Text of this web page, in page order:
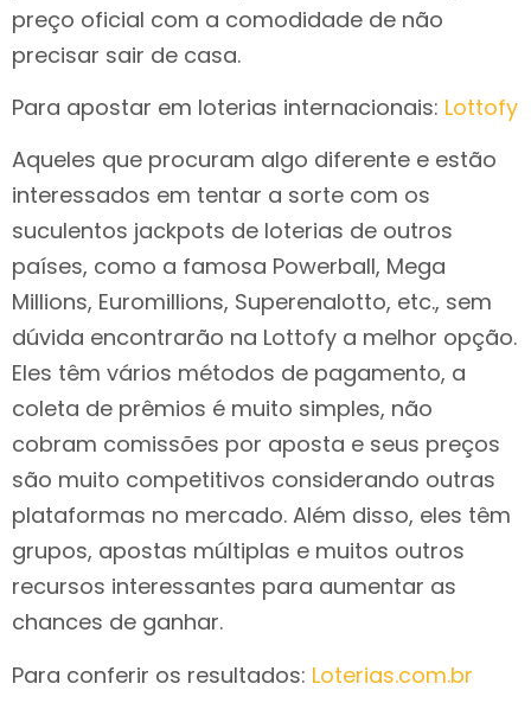
preço oficial com a comodidade de não
precisar sair de casa.
Para apostar em loterias internacionais: Lottofy
Aqueles que procuram algo diferente e estão
interessados em tentar a sorte com os
suculentos jackpots de loterias de outros
países, como a famosa Powerball, Mega
Millions, Euromillions, Superenalotto, etc., sem
dúvida encontrarão na Lottofy a melhor opção.
Eles têm vários métodos de pagamento, a
coleta de prêmios é muito simples, não
cobram comissões por aposta e seus preços
são muito competitivos considerando outras
plataformas no mercado. Além disso, eles têm
grupos, apostas múltiplas e muitos outros
recursos interessantes para aumentar as
chances de ganhar.
Para conferir os resultados: Loterias.com.br